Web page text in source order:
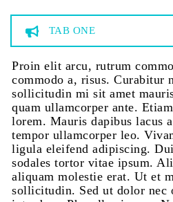
TAB ONE
Proin elit arcu, rutrum
commodo a, risus. Curabitur
sollicitudin mi sit amet
quam ullamcorper ante.
lorem. Mauris dapibus lacus
tempor ullamcorper leo.
ligula eleifend adipiscing.
sodales tortor vitae ipsum.
aliquam molestie erat. Ut et
sollicitudin. Sed ut dolor nec